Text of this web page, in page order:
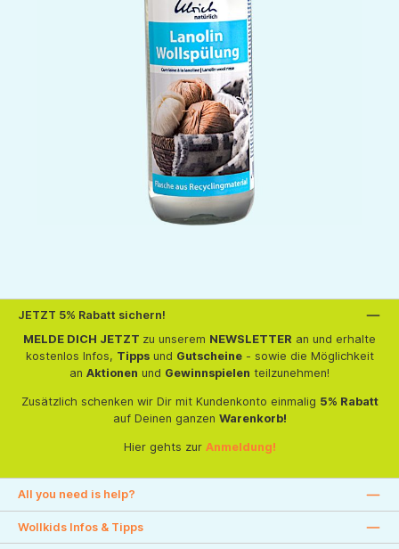
JETZT 5% Rabatt sichern!
MELDE DICH JETZT zu unserem NEWSLETTER an und erhalte
kostenlos Infos, Tippsund Gutscheine- sowie die Möglichkeit
an Aktionen und Gewinnspielen teilzunehmen!
Zusätzlich schenken wir Dir mit Kundenkonto einmalig 5% Rabatt
auf Deinen ganzen Warenkorb!
Hier gehts zur Anmeldung!
All you need is help?
Wollkids Infos & Tipps